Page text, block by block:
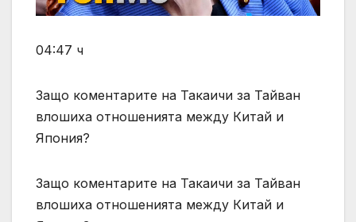
04:47 ч
Защо коментарите на Такаичи за Тайван
влошиха отношенията между Китай и
Япония?
Защо коментарите на Такаичи за Тайван
влошиха отношенията между Китай и